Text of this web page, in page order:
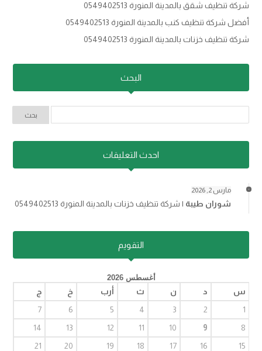
شركة تنظيف شقق بالمدينة المنورة 0549402513
أفضل شركة تنظيف كنب بالمدينة المنورة 0549402513
شركة تنظيف خزنات بالمدينة المنورة 0549402513
البحث
احدث التعليقات
مارس 2, 2026
شوران طيبة | شركة تنظيف خزنات بالمدينة المنورة 0549402513
التقويم
أغسطس 2026
س د ن ث أرب خ
ج
1
2
3
4
5
6
7
8
9
10
11
12
13
14
15
16
17
18
19
20
21